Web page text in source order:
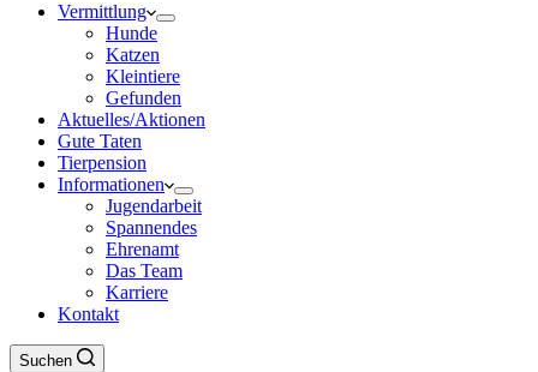
Vermittlung
Hunde
Katzen
Kleintiere
Gefunden
Aktuelles/Aktionen
Gute Taten
Tierpension
Informationen
Jugendarbeit
Spannendes
Ehrenamt
Das Team
Karriere
Kontakt
Suchen